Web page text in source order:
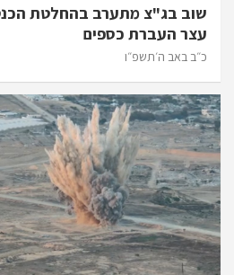
שוב בג"צ מתערב בהחלטת
עצר העברת כספים
כ״ב באב ה׳תשפ״ו